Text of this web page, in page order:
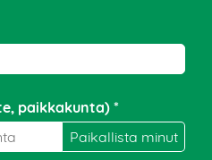
paikkakunta) *